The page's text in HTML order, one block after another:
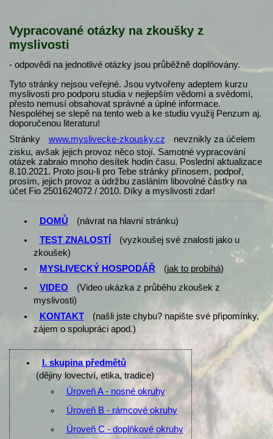
Vypracované otázky na zkoušky z
myslivosti
- odpovědi na jednotlivé otázky jsou průběžně doplňovány.
Tyto stránky nejsou veřejné. Jsou vytvořeny adeptem kurzu
myslivosti pro podporu studia v nejlepším vědomí a svědomí,
přesto nemusí obsahovat správné a úplné informace.
Nespoléhej se slepě na tento web a ke studiu využij Penzum aj.
doporučenou literaturu!
Stránky
www.myslivecke-zkousky.cz
nevznikly za účelem
zisku, avšak jejich provoz něco stojí. Samotné vypracování
otázek zabralo mnoho desítek hodin času. Poslední aktualizace
8.10.2021. Proto jsou-li pro Tebe stránky přínosem, podpoř,
prosím, jejich provoz a údržbu zasláním libovolné částky na
účet Fio 2501624072 / 2010. Díky a myslivosti zdar!
DOMŮ
(návrat na hlavní stránku)
TEST ZNALOSTÍ
(vyzkoušej své znalosti jako u
zkoušek)
MYSLIVECKÝ HOSPODÁŘ
(jak to probíhá)
VIDEO
(Video ukázka z průběhu zkoušek z
myslivosti)
KONTAKT
(našli jste chybu? napište své připomínky,
zájem o spolupráci apod.)
I. skupina předmětů
(dějiny lovectví, etika, tradice)
Úroveň A - nosné okruhy
Úroveň B - rámcové okruhy
Úroveň C - doplňkové okruhy